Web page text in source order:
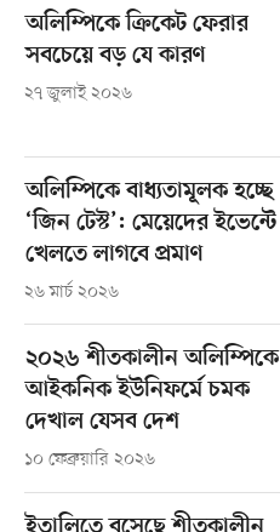
অলিম্পিকে ক্রিকেট ফেরার
সবচেয়ে বড় যে কারণ
২৭ জুলাই ২০২৬
অলিম্পিকে বাধ্যতামূলক হচ্ছে
‘জিন টেস্ট’: মেয়েদের ইভেন্টে
খেলতে লাগবে প্রমাণ
২৬ মার্চ ২০২৬
২০২৬ শীতকালীন অলিম্পিকে
আইকনিক ইউনিফর্মে চমক
দেখাল যেসব দেশ
১০ ফেব্রুয়ারি ২০২৬